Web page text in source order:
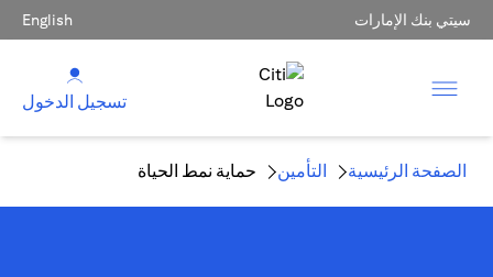
سيتي بنك الإمارات English
تسجيل الدخول
الصفحة الرئيسية التأمين حماية نمط الحياة